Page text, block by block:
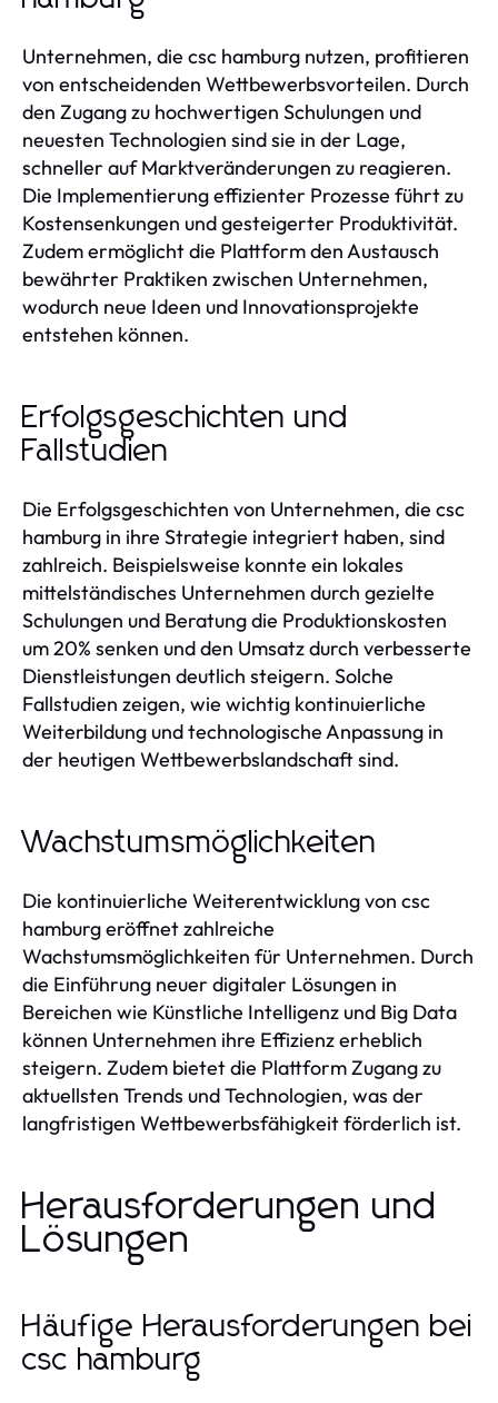
Unternehmen, die csc hamburg nutzen, profitieren
von entscheidenden Wettbewerbsvorteilen. Durch
den Zugang zu hochwertigen Schulungen und
neuesten Technologien sind sie in der Lage,
schneller auf Marktveränderungen zu reagieren.
Die Implementierung effizienter Prozesse führt zu
Kostensenkungen und gesteigerter Produktivität.
Zudem ermöglicht die Plattform den Austausch
bewährter Praktiken zwischen Unternehmen,
wodurch neue Ideen und Innovationsprojekte
entstehen können.
Erfolgsgeschichten und
Fallstudien
Die Erfolgsgeschichten von Unternehmen, die csc
hamburg in ihre Strategie integriert haben, sind
zahlreich. Beispielsweise konnte ein lokales
mittelständisches Unternehmen durch gezielte
Schulungen und Beratung die Produktionskosten
um 20% senken und den Umsatz durch verbesserte
Dienstleistungen deutlich steigern. Solche
Fallstudien zeigen, wie wichtig kontinuierliche
Weiterbildung und technologische Anpassung in
der heutigen Wettbewerbslandschaft sind.
Wachstumsmöglichkeiten
Die kontinuierliche Weiterentwicklung von csc
hamburg eröffnet zahlreiche
Wachstumsmöglichkeiten für Unternehmen. Durch
die Einführung neuer digitaler Lösungen in
Bereichen wie Künstliche Intelligenz und Big Data
können Unternehmen ihre Effizienz erheblich
steigern. Zudem bietet die Plattform Zugang zu
aktuellsten Trends und Technologien, was der
langfristigen Wettbewerbsfähigkeit förderlich ist.
Herausforderungen und
Lösungen
Häufige Herausforderungen bei
csc hamburg